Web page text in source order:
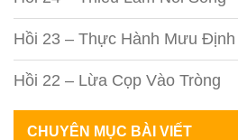
Hồi 23 – Thực Hành Mưu Định
Hồi 22 – Lừa Cọp Vào Tròng
CHUYÊN MỤC BÀI VIẾT